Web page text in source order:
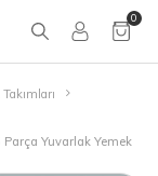
0
Yuvarlak Yemek